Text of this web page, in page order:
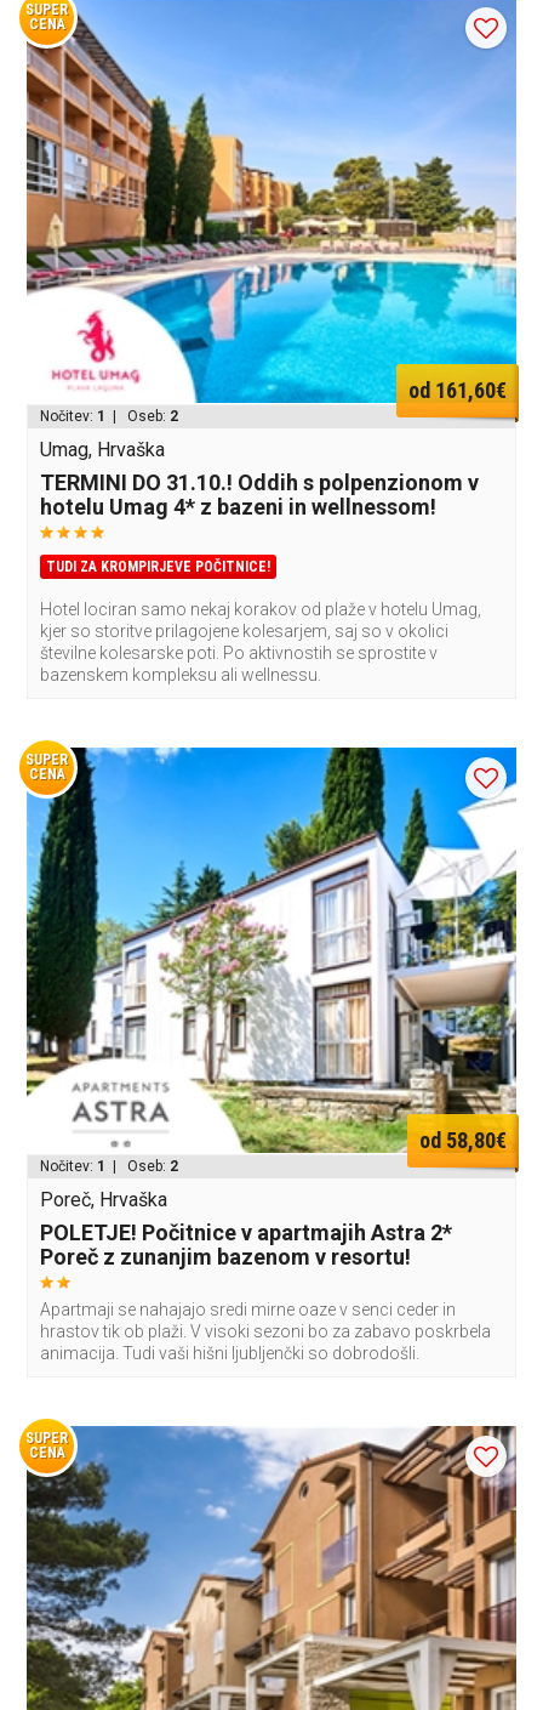
SUPER
CENA
od 161,60€
Nočitev: 1 | Oseb: 2
Umag, Hrvaška
TERMINI DO 31.10.! Oddih s polpenzionom v
hotelu Umag 4* z bazeni in wellnessom!
TUDI ZA KROMPIRJEVE POČITNICE!
Hotel lociran samo nekaj korakov od plaže v hotelu Umag,
kjer so storitve prilagojene kolesarjem, saj so v okolici
številne kolesarske poti. Po aktivnostih se sprostite v
bazenskem kompleksu ali wellnessu.
SUPER
CENA
od 58,80€
Nočitev: 1 | Oseb: 2
Poreč, Hrvaška
POLETJE! Počitnice v apartmajih Astra 2*
Poreč z zunanjim bazenom v resortu!
Apartmaji se nahajajo sredi mirne oaze v senci ceder in
hrastov tik ob plaži. V visoki sezoni bo za zabavo poskrbela
animacija. Tudi vaši hišni ljubljenčki so dobrodošli.
SUPER
CENA